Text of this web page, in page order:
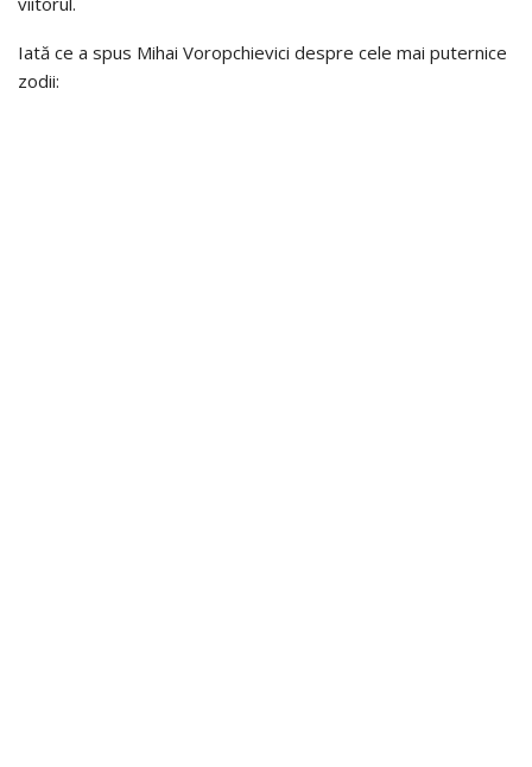
Iată ce a spus Mihai Voropchievici despre cele mai puternice
zodii: